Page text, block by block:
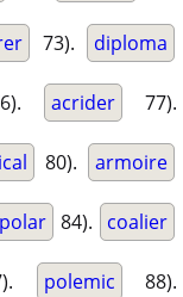
73). diploma
acrider 77).
80). armoire
84). coalier
polemic 88).